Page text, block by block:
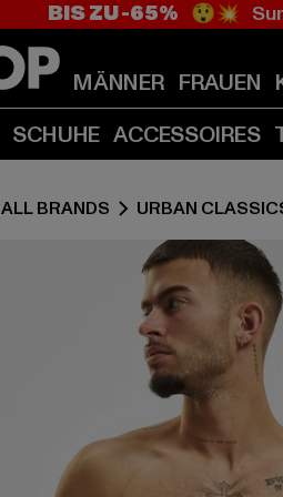
BIS ZU -65% 😲💥
MÄNNER FRAUEN
SCHUHE ACCESSOIRES
ALL BRANDS URBAN